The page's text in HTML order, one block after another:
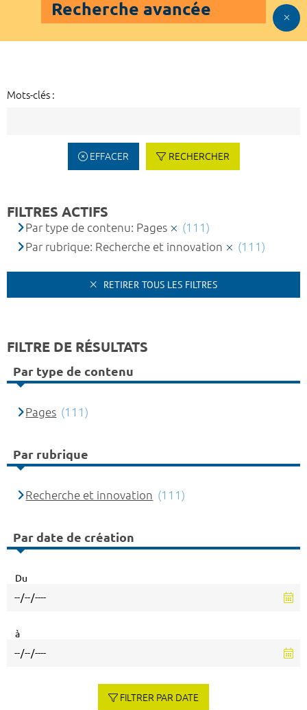
Recherche avancée
Mots-clés :
EFFACER RECHERCHER
FILTRES ACTIFS
Par type de contenu: Pages
(111)
Par rubrique: Recherche et innovation
(111)
RETIRER TOUS LES FILTRES
FILTRE DE RÉSULTATS
Par type de contenu
Pages (111)
Par rubrique
Recherche et innovation (111)
Par date de création
Du
à
FILTRER PAR DATE